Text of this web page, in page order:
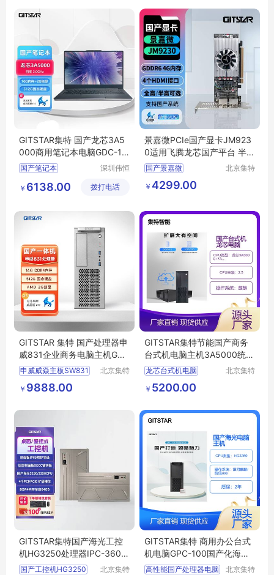
海光服务器
龙芯3A6000国产电脑
GITSTAR集特 国产龙芯3A5
000商用笔记本电脑GDC-14
01
国产笔记本
国产商务笔记本
深圳伟恒
公司
￥ 6138.00 拨打电话
景嘉微PCIe国产显卡JM923
0适用飞腾龙芯国产平台 半
高/全高4个HDMI
国产景嘉微
景嘉微PCIE卡
国产显卡JM9230
国产芯显卡
北京集特
￥ 4299.00
GITSTAR 集特 国产处理器申
威831企业商务电脑主机GPC
-110
申威威焱主板SW831
企业商用国产电脑
北京集特
￥ 9888.00
GITSTAR集特节能国产商务
台式机电脑主机3A5000统信
或麒麟系统
龙芯台式机电脑
国产原装电脑
国产台式主机电脑
龙芯服务器
北京集特
￥ 5200.00
GITSTAR集特国产海光工控
机HG3250处理器IPC-3600
支持IP65等级
国产工控机HG3250
北京集特
GITSTAR集特 商用办公台式
机电脑GPC-100国产化海光
HG3250银河麒麟
高性能国产处理器电脑
北京集特